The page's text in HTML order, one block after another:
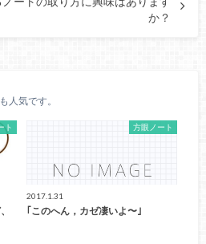
か？
人気です。
ト 方眼ノート
2017.1.31
｢このへん，カゼ凄いよ〜｣